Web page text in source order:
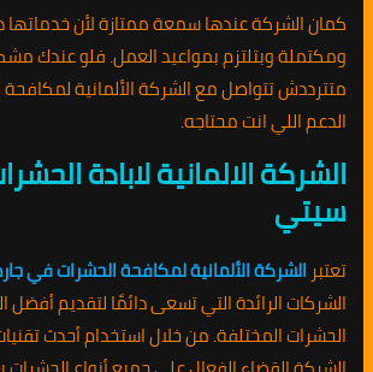
كمان الشركة عندها سمعة ممتازة لأن خدماتها
ومكتملة وبتلتزم بمواعيد العمل. فلو عندك
متترددش تتواصل مع الشركة الألمانية
الدعم اللي انت محتاجه.
الشركة الالمانية لابادة
سيتي
تعتبر الشركة الألمانية لمكافحة الحشرات في
الشركات الرائدة التي تسعى دائمًا لتقديم
الحشرات المختلفة. من خلال استخدام أحدث